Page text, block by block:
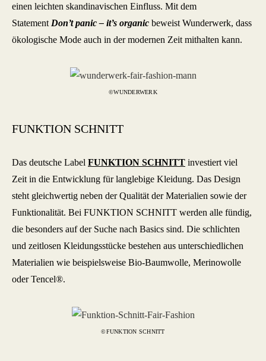
einen leichten skandinavischen Einfluss. Mit dem
Statement Don’t panic – it’s organic beweist Wunderwerk, dass
ökologische Mode auch in der modernen Zeit mithalten kann.
©WUNDERWERK
FUNKTION SCHNITT
Das deutsche Label FUNKTION SCHNITT investiert viel
Zeit in die Entwicklung für langlebige Kleidung. Das Design
steht gleichwertig neben der Qualität der Materialien sowie der
Funktionalität. Bei FUNKTION SCHNITT werden alle fündig,
die besonders auf der Suche nach Basics sind. Die schlichten
und zeitlosen Kleidungsstücke bestehen aus unterschiedlichen
Materialien wie beispielsweise Bio-Baumwolle, Merinowolle
oder Tencel®.
©FUNKTION SCHNITT